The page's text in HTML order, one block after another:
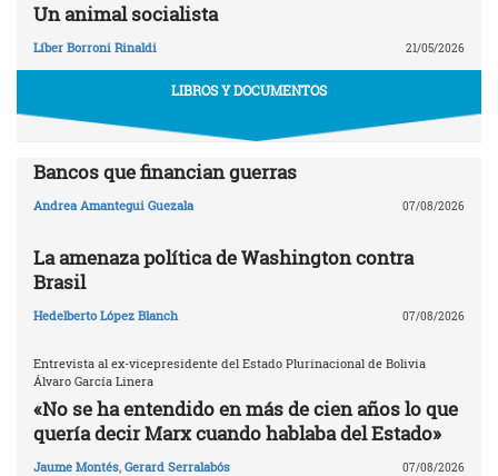
Un animal socialista
Líber Borroni Rinaldi 21/05/2026
LIBROS Y DOCUMENTOS
Bancos que financian guerras
Andrea Amantegui Guezala 07/08/2026
La amenaza política de Washington contra
Brasil
Hedelberto López Blanch 07/08/2026
Entrevista al ex-vicepresidente del Estado Plurinacional de Bolivia
Álvaro García Linera
«No se ha entendido en más de cien años lo que
quería decir Marx cuando hablaba del Estado»
Jaume Montés, Gerard Serralabós 07/08/2026